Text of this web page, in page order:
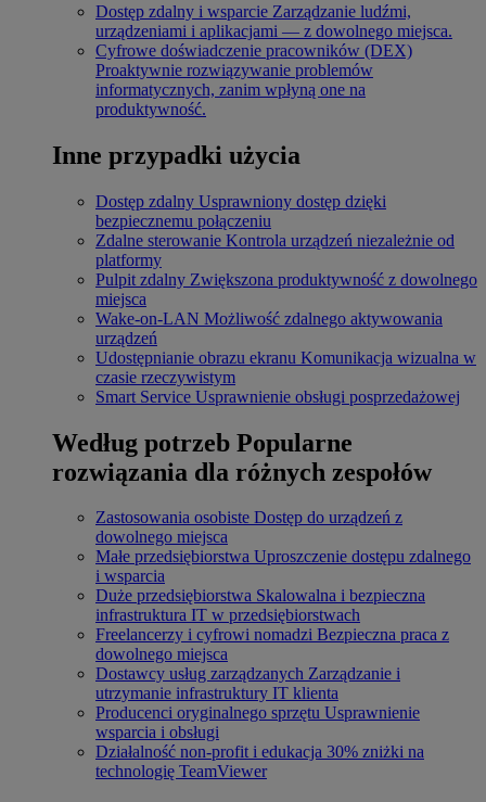
Dostęp zdalny i wsparcie Zarządzanie ludźmi,
urządzeniami i aplikacjami — z dowolnego miejsca.
Cyfrowe doświadczenie pracowników (DEX)
Proaktywnie rozwiązywanie problemów
informatycznych, zanim wpłyną one na
produktywność.
Inne przypadki użycia
Dostęp zdalny Usprawniony dostęp dzięki
bezpiecznemu połączeniu
Zdalne sterowanie Kontrola urządzeń niezależnie od
platformy
Pulpit zdalny Zwiększona produktywność z dowolnego
miejsca
Wake-on-LAN Możliwość zdalnego aktywowania
urządzeń
Udostępnianie obrazu ekranu Komunikacja wizualna w
czasie rzeczywistym
Smart Service Usprawnienie obsługi posprzedażowej
Według potrzeb Popularne
rozwiązania dla różnych zespołów
Zastosowania osobiste Dostęp do urządzeń z
dowolnego miejsca
Małe przedsiębiorstwa Uproszczenie dostępu zdalnego
i wsparcia
Duże przedsiębiorstwa Skalowalna i bezpieczna
infrastruktura IT w przedsiębiorstwach
Freelancerzy i cyfrowi nomadzi Bezpieczna praca z
dowolnego miejsca
Dostawcy usług zarządzanych Zarządzanie i
utrzymanie infrastruktury IT klienta
Producenci oryginalnego sprzętu Usprawnienie
wsparcia i obsługi
Działalność non-profit i edukacja 30% zniżki na
technologię TeamViewer